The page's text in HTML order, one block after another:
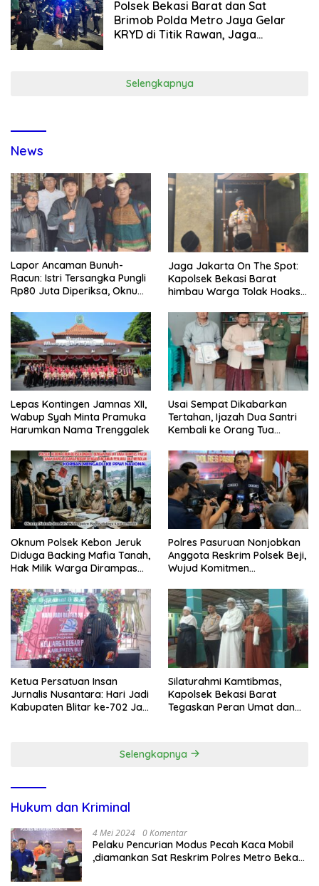
Polsek Bekasi Barat dan Sat
Brimob Polda Metro Jaya Gelar
KRYD di Titik Rawan, Jaga
Selengkapnya
News
Lapor Ancaman Bunuh-
Racun: Istri Tersangka Pungli
Rp80 Juta Diperiksa, Oknum
Disdagperin
Jaga Jakarta On The Spot:
Kapolsek Bekasi Barat
himbau Warga Tolak Hoaks
Sholat Jumat
Lepas Kontingen Jamnas XII,
Wabup Syah Minta Pramuka
Harumkan Nama Trenggalek
Usai Sempat Dikabarkan
Tertahan, Ijazah Dua Santri
Kembali ke Orang Tua
Oknum Polsek Kebon Jeruk
Diduga Backing Mafia Tanah,
Hak Milik Warga Dirampas
Polres Pasuruan Nonjobkan
Anggota Reskrim Polsek Beji,
Wujud Komitmen
Dugaan Penganiayaan
Ketua Persatuan Insan
Jurnalis Nusantara: Hari Jadi
Kabupaten Blitar ke-702 Jadi
Silaturahmi Kamtibmas,
Kapolsek Bekasi Barat
Tegaskan Peran Umat dan
Selengkapnya
Hukum dan Kriminal
4 Mei 2024 0 Komentar
Pelaku Pencurian Modus Pecah Kaca Mobil
,diamankan Sat Reskrim Polres Metro Bekasi